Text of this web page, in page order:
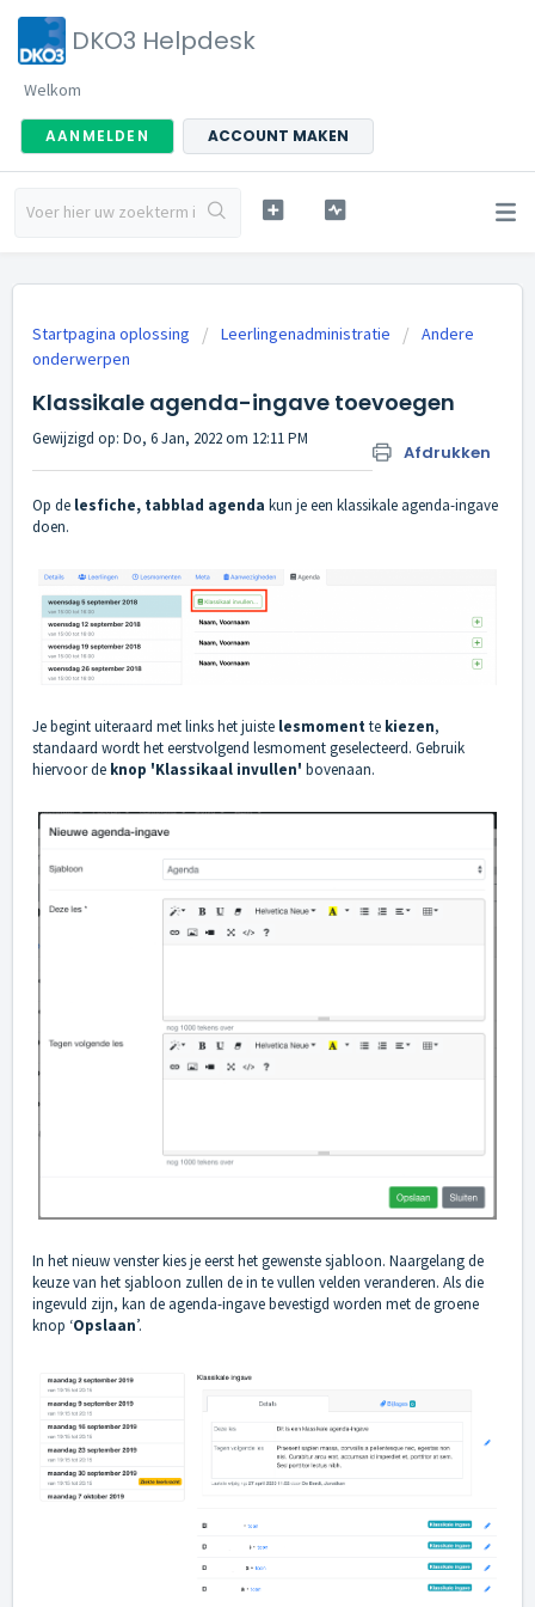
DKO3 Helpdesk
Welkom
AANMELDEN ACCOUNT MAKEN
Startpagina oplossing Leerlingenadministratie
Andere
onderwerpen
Klassikale agenda-ingave toevoegen
Afdrukken
Gewijzigd op: Do, 6 Jan, 2022 om 12:11 PM
Op de lesfiche, tabblad agenda kun je een klassikale agenda-ingave
doen.
Je begint uiteraard met links het juiste lesmomentte kiezen,
standaard wordt het eerstvolgend lesmoment geselecteerd. Gebruik
hiervoor de knop 'Klassikaal invullen' bovenaan.
In het nieuw venster kies je eerst het gewenste sjabloon. Naargelang de
keuze van het sjabloon zullen de in te vullen velden veranderen. Als die
ingevuld zijn, kan de agenda-ingave bevestigd worden met de groene
knop ‘Opslaan’.